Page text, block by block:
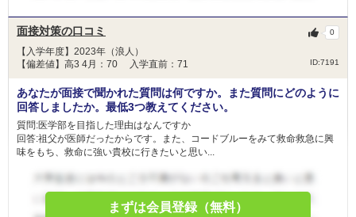
面接対策の口コミ
【入学年度】2023年（浪人）
【偏差値】高3 4月：70 入学直前：71
ID:7191
0
あなたが面接で聞かれた質問は何ですか。また質問にどのように
回答しましたか。最低3つ教えてください。
質問:医学部を目指した理由はなんですか
回答:祖父が医師だったからです。また、コードブルーをみて救命救急に興
味をもち、救命に強い貴校に行きたいと思い...
まずは会員登録（無料）